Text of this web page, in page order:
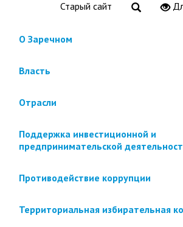
Старый сайт
О Заречном
Власть
Отрасли
Поддержка инвестиционной и
предпринимательской
Противодействие коррупции
Территориальная избирательная